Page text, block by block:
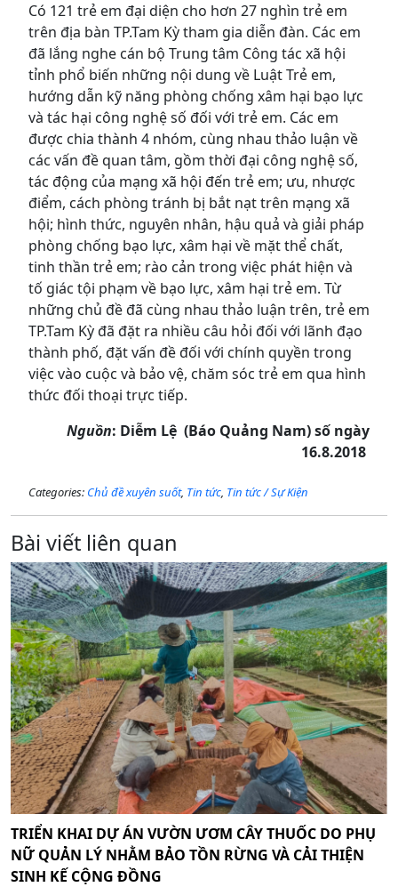
Có 121 trẻ em đại diện cho hơn 27 nghìn trẻ em
trên địa bàn TP.Tam Kỳ tham gia diễn đàn. Các em
đã lắng nghe cán bộ Trung tâm Công tác xã hội
tỉnh phổ biến những nội dung về Luật Trẻ em,
hướng dẫn kỹ năng phòng chống xâm hại bạo lực
và tác hại công nghệ số đối với trẻ em. Các em
được chia thành 4 nhóm, cùng nhau thảo luận về
các vấn đề quan tâm, gồm thời đại công nghệ số,
tác động của mạng xã hội đến trẻ em; ưu, nhược
điểm, cách phòng tránh bị bắt nạt trên mạng xã
hội; hình thức, nguyên nhân, hậu quả và giải pháp
phòng chống bạo lực, xâm hại về mặt thể chất,
tinh thần trẻ em; rào cản trong việc phát hiện và
tố giác tội phạm về bạo lực, xâm hại trẻ em. Từ
những chủ đề đã cùng nhau thảo luận trên, trẻ em
TP.Tam Kỳ đã đặt ra nhiều câu hỏi đối với lãnh đạo
thành phố, đặt vấn đề đối với chính quyền trong
việc vào cuộc và bảo vệ, chăm sóc trẻ em qua hình
thức đối thoại trực tiếp.
Nguồn: Diễm Lệ (Báo Quảng Nam) số ngày
16.8.2018
Categories: Chủ đề xuyên suốt, Tin tức, Tin tức / Sự Kiện
Bài viết liên quan
TRIỂN KHAI DỰ ÁN VƯỜN ƯƠM CÂY THUỐC DO PHỤ
NỮ QUẢN LÝ NHẰM BẢO TỒN RỪNG VÀ CẢI THIỆN
SINH KẾ CỘNG ĐỒNG